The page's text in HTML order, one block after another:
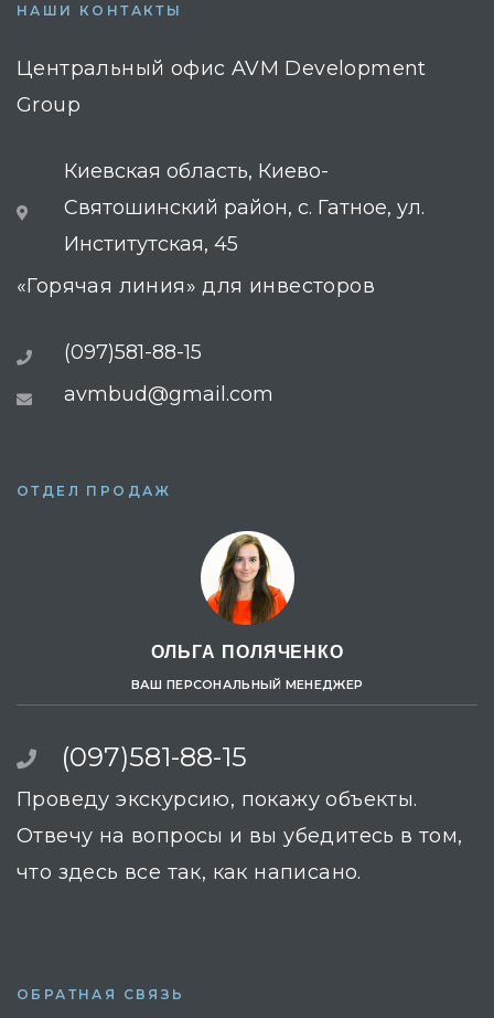
НАШИ КОНТАКТЫ
Центральный офис AVM Development
Group
Киевская область, Киево-
Святошинский район, с. Гатное, ул.
Институтская, 45
«Горячая линия» для инвесторов
(097)581-88-15
avmbud@gmail.com
ОТДЕЛ ПРОДАЖ
ОЛЬГА ПОЛЯЧЕНКО
ВАШ ПЕРСОНАЛЬНЫЙ МЕНЕДЖЕР
(097)581-88-15
Проведу экскурсию, покажу объекты.
Отвечу на вопросы и вы убедитесь в том,
что здесь все так, как написано.
ОБРАТНАЯ СВЯЗЬ